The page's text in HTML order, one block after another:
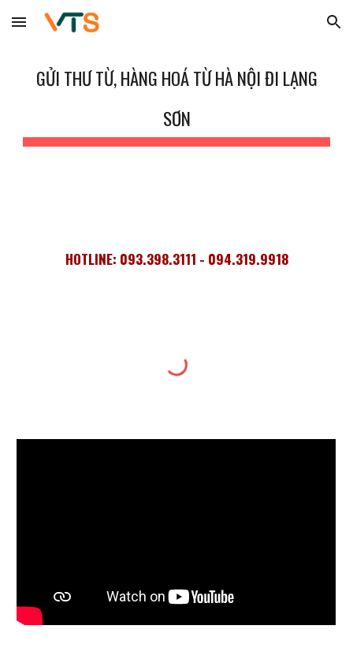
Skip to main content Skip to navigation
GỬI THƯ TỪ, HÀNG HOÁ TỪ HÀ NỘI ĐI LẠNG
SƠN
HOTLINE: 093.398.3111 - 094.319.9918